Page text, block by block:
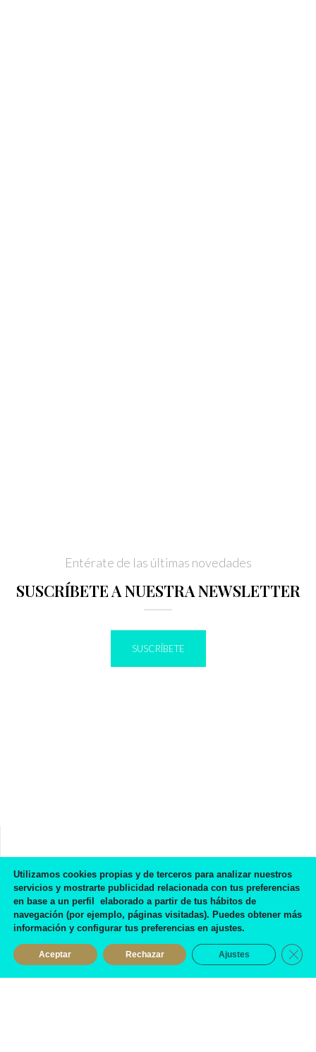
Entérate de las últimas novedades
SUSCRÍBETE A NUESTRA NEWSLETTER
SUSCRÍBETE
Preciosos zapatos, de buena calidad y la atención...
suprema!
Eva Mora García
Utilizamos cookies propias y de terceros para analizar nuestros
servicios y mostrarte publicidad relacionada con tus preferencias
en base a un perfil elaborado a partir de tus hábitos de
navegación (por ejemplo, páginas visitadas). Puedes obtener más
información y configurar tus preferencias en ajustes.
Aceptar Rechazar Ajustes